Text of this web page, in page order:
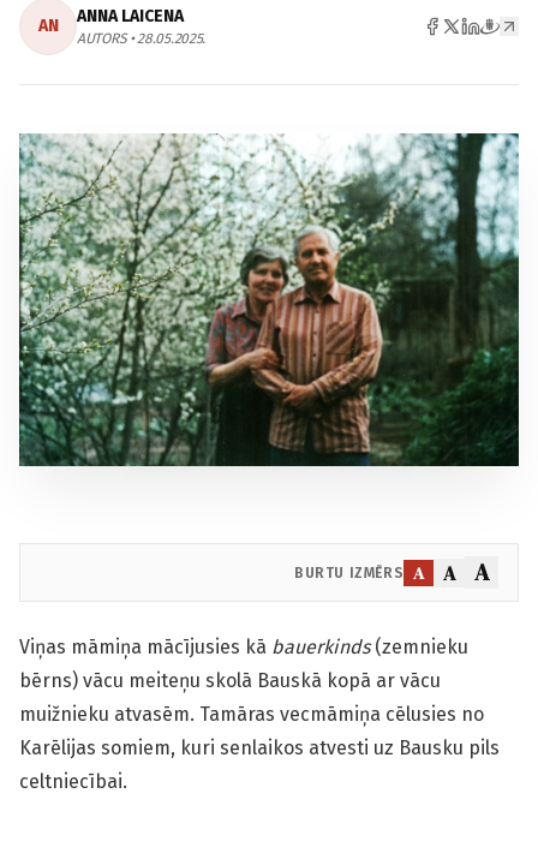
AN ANNA LAICENA
AUTORS • 28.05.2025.
BURTU IZMĒRS A A A
Viņas māmiņa mācījusies kā bauerkinds(zemnieku
bērns) vācu meiteņu skolā Bauskā kopā ar vācu
muižnieku atvasēm. Tamāras vecmāmiņa cēlusies no
Karēlijas somiem, kuri senlaikos atvesti uz Bausku pils
celtniecībai.